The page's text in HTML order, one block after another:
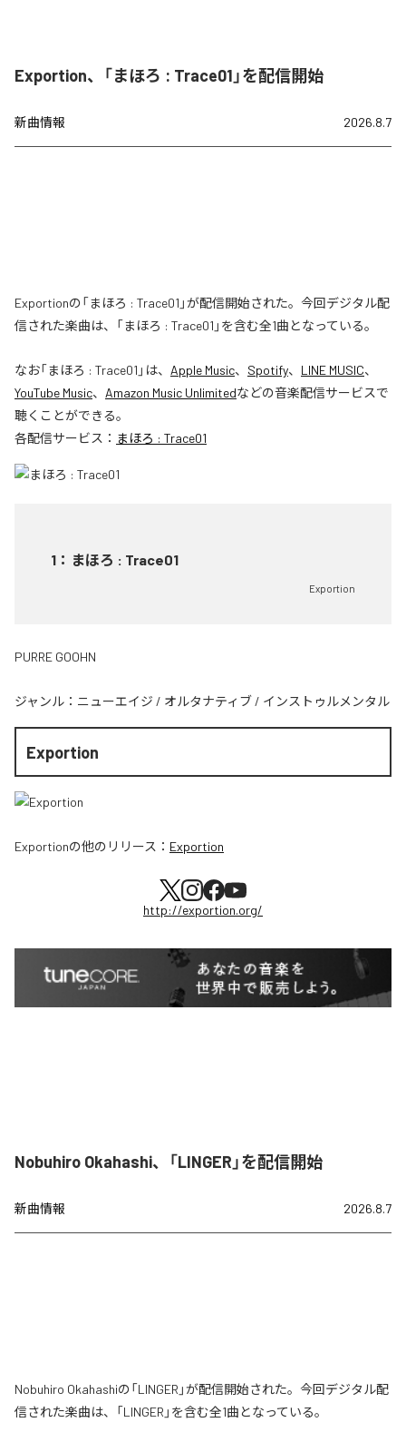
Exportion、「まほろ : Trace01」を配信開始
新曲情報 2026.8.7
Exportionの「まほろ : Trace01」が配信開始された。今回デジタル配
信された楽曲は、「まほろ : Trace01」を含む全1曲となっている。
なお「まほろ : Trace01 」は、 Apple Music、 Spotify、 LINE MUSIC、
YouTube Music、 Amazon Music Unlimitedなどの音楽配信サービスで
聴くことができる。
各配信サービス： まほろ : Trace01
1 ： まほろ : Trace01
Exportion
PURRE GOOHN
ジャンル： ニューエイジ / オルタナティブ / インストゥルメンタル
Exportion
Exportionの他のリリース： Exportion
http://exportion.org/
Nobuhiro Okahashi、「LINGER」を配信開始
新曲情報 2026.8.7
Nobuhiro Okahashiの「LINGER」が配信開始された。今回デジタル配
信された楽曲は、「LINGER」を含む全1曲となっている。